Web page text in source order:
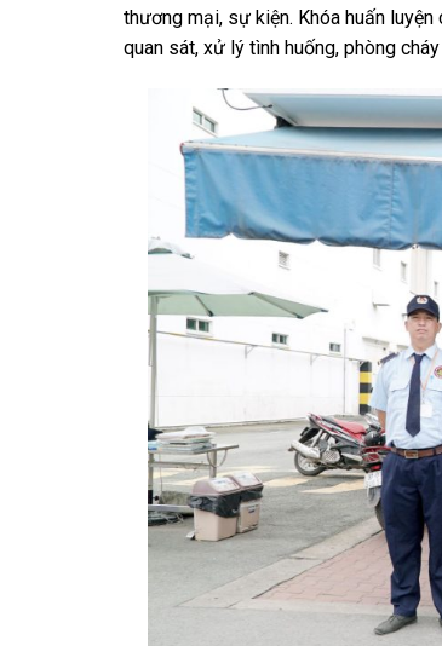
thương mại, sự kiện. Khóa huấn
quan sát, xử lý tình huống, phòng